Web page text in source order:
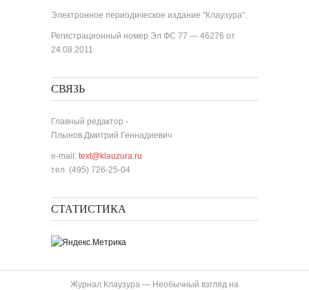
Электронное периодическое издание "Клаузура".
Регистрационный номер Эл ФС 77 — 46276 от
24.08.2011
СВЯЗЬ
Главный редактор -
Плынов Дмитрий Геннадиевич
e-mail: text@klauzura.ru
тел. (495) 726-25-04
СТАТИСТИКА
Журнал Клаузура — Необычный взгляд на